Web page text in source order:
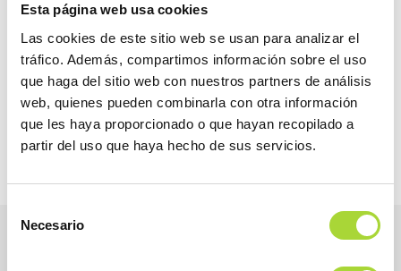
Esta página web usa cookies
Las cookies de este sitio web se usan para analizar el
tráfico. Además, compartimos información sobre el uso
que haga del sitio web con nuestros partners de análisis
web, quienes pueden combinarla con otra información
que les haya proporcionado o que hayan recopilado a
partir del uso que haya hecho de sus servicios.
Necesario
2026
2025